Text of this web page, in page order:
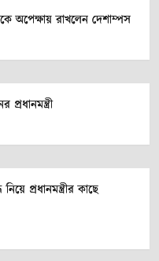
অপেক্ষায় রাখলেন দেশাম্পস
প্রধানমন্ত্রীর কাছে